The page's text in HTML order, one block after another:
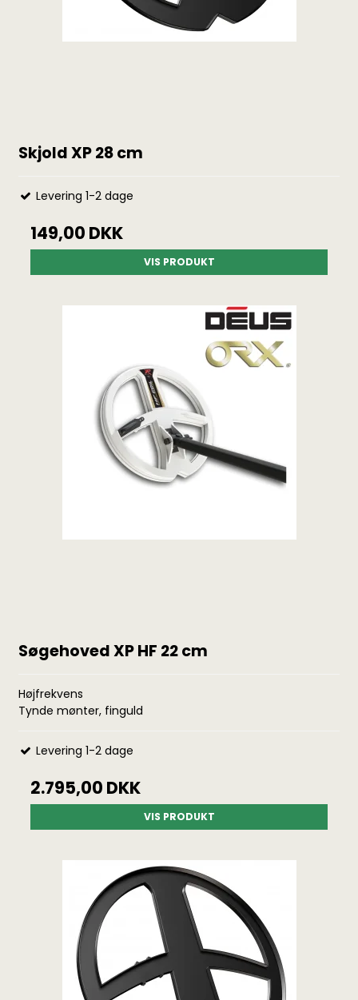
Skjold XP 28 cm
Levering 1-2 dage
149,00 DKK
VIS PRODUKT
Søgehoved XP HF 22 cm
Højfrekvens
Tynde mønter, finguld
Levering 1-2 dage
2.795,00 DKK
VIS PRODUKT